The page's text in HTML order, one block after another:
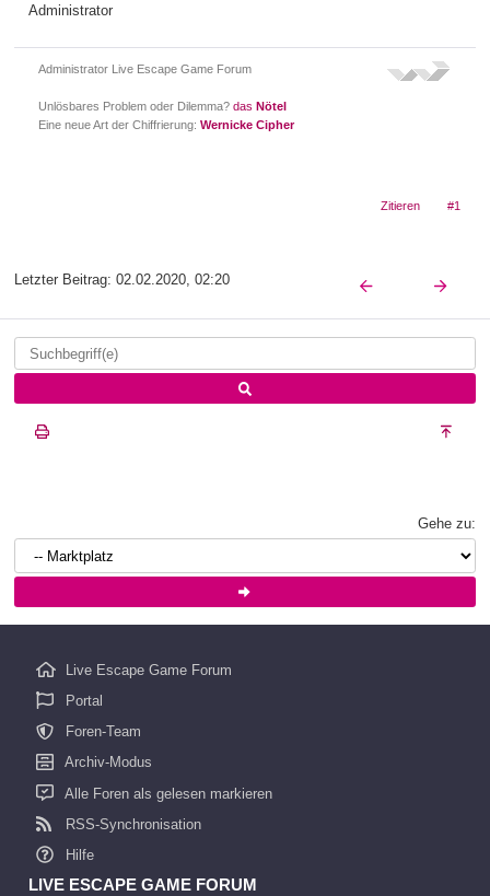
Administrator
Administrator Live Escape Game Forum
Unlösbares Problem oder Dilemma? das Nötel
Eine neue Art der Chiffrierung: Wernicke Cipher
Zitieren #1
Letzter Beitrag: 02.02.2020, 02:20
Gehe zu:
Live Escape Game Forum
Portal
Foren-Team
Archiv-Modus
Alle Foren als gelesen markieren
RSS-Synchronisation
Hilfe
LIVE ESCAPE GAME FORUM